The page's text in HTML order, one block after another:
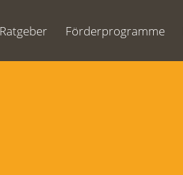
Ratgeber Förderprogramme